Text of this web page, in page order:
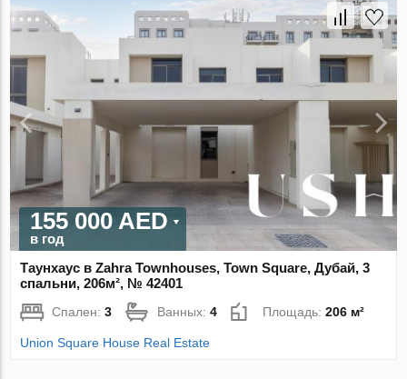
155 000 AED
в год
Таунхаус в Zahra Townhouses, Town Square, Дубай, 3
спальни, 206м², № 42401
Спален:3 Ванных:4 Площадь:206 м²
Union Square House Real Estate